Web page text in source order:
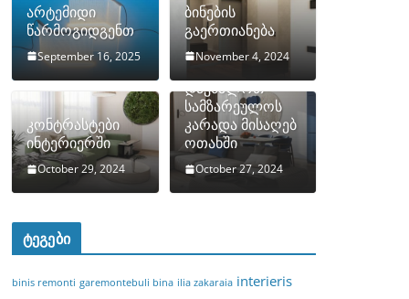
არტემიდი
წარმოგიდგენთ
September 16, 2025
ბინების
გაერთიანება
November 4, 2024
კონტრასტები
ინტერიერში
October 29, 2024
როგორ
დავმალოთ
სამზარეულოს
კარადა მისაღებ
ოთახში
October 27, 2024
ტეგები
binis remonti garemontebuli bina ilia zakaraia interieris